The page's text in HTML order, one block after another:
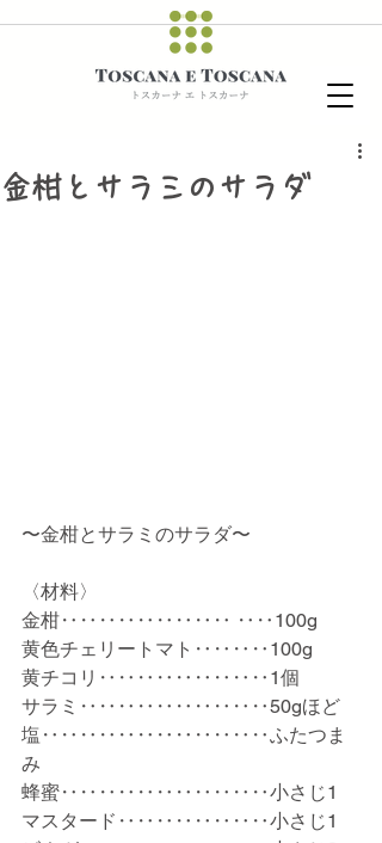
金柑とサラミのサラダ
〜金柑とサラミのサラダ〜
〈材料〉
金柑‥‥‥‥‥‥‥‥‥ ‥‥100g
黄色チェリートマト‥‥‥‥100g
黄チコリ‥‥‥‥‥‥‥‥‥1個
サラミ‥‥‥‥‥‥‥‥‥‥50gほど
塩‥‥‥‥‥‥‥‥‥‥‥‥ふたつま
み
蜂蜜‥‥‥‥‥‥‥‥‥‥‥小さじ1
マスタード‥‥‥‥‥‥‥‥小さじ1